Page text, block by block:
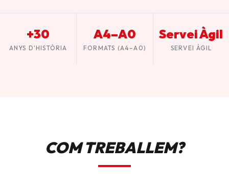
+30
ANYS D'HISTÒRIA
A4–A0
FORMATS (A4–A0)
Servei Àgil
SERVEI ÀGIL
COM TREBALLEM?